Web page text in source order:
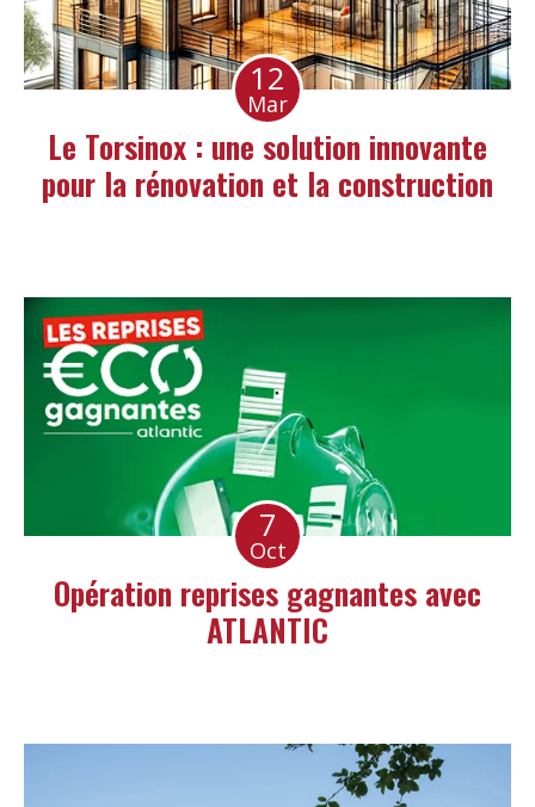
12
Mar
Le Torsinox : une solution innovante
pour la rénovation et la construction
7
Oct
Opération reprises gagnantes avec
ATLANTIC